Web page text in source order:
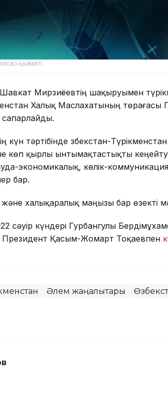
қызметі
Шавкат Мирзиёевтің шақыруымен
Халық Маслахатының төрағасы
күн тәртібінде Өзбекстан-Түрікменстан
көп қырлы ынтымақтастықты кеңейту,
экономикалық, көлік-
бар.
халықаралық маңызы бар өзекті
22 сәуір күндері Гурбангулы
Президент Қасым-Жомарт Тоқаевпен
Әлем жаңалықтары